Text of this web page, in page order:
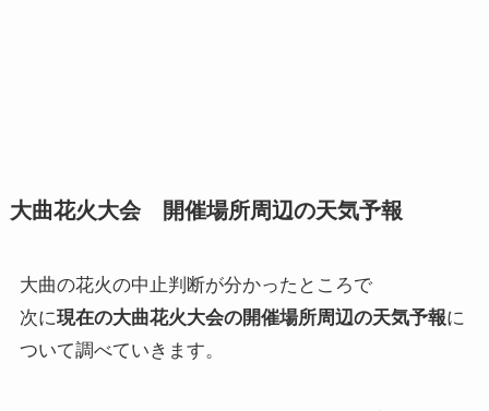
大曲花火大会 開催場所周辺の天気予報
大曲の花火の中止判断が分かったところで
次に現在の大曲花火大会の開催場所周辺の天気予報に
ついて調べていきます。